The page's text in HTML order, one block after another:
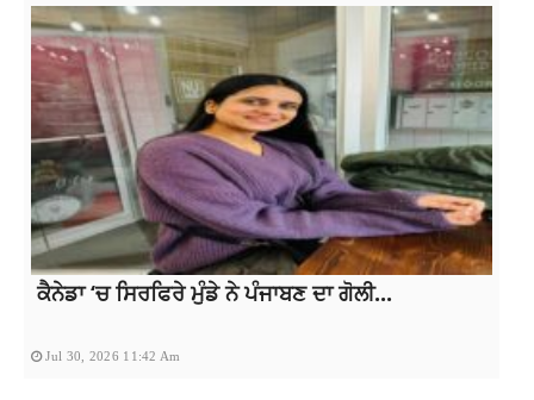
ਕੈਨੇਡਾ ‘ਚ ਸਿਰਫਿਰੇ ਮੁੰਡੇ ਨੇ ਪੰਜਾਬਣ ਦਾ ਗੋਲੀ...
Jul 30, 2026 11:42 Am